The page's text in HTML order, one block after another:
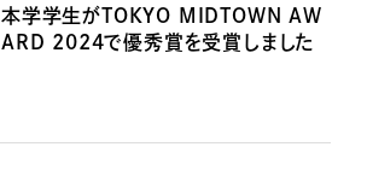
本学学生がTOKYO MIDTOWN AW
ARD 2024で優秀賞を受賞しました